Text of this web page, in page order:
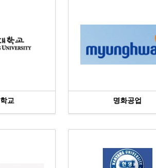
교 명화공업